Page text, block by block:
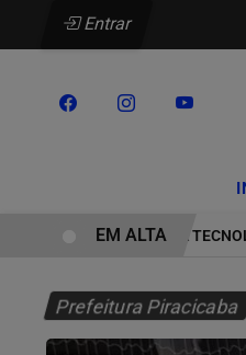
Entrar
HYUNDAI LEVA
EM ALTA
Prefeitura Piracicaba